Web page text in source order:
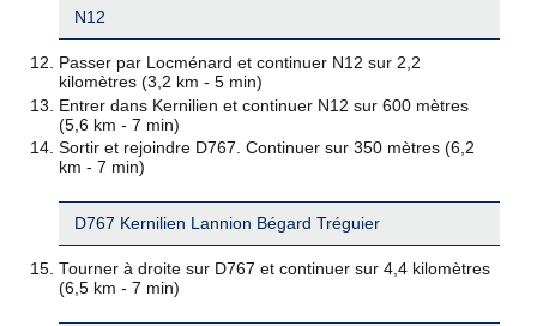
N12
Passer par Locménard et continuer N12 sur 2,2
kilomètres (3,2 km - 5 min)
Entrer dans Kernilien et continuer N12 sur 600 mètres
(5,6 km - 7 min)
Sortir et rejoindre D767. Continuer sur 350 mètres (6,2
km - 7 min)
D767 Kernilien Lannion Bégard Tréguier
Tourner à droite sur D767 et continuer sur 4,4 kilomètres
(6,5 km - 7 min)